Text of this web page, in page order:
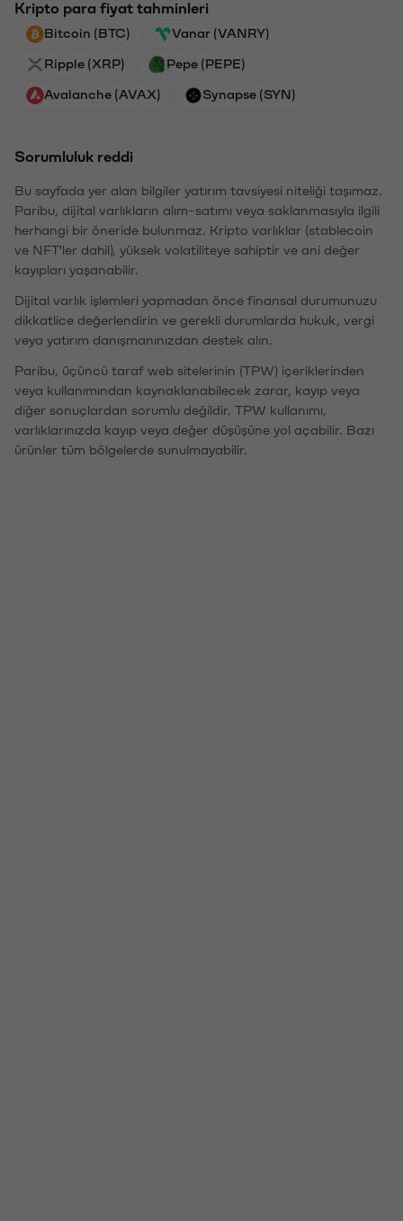
Kripto para fiyat tahminleri
Bitcoin (BTC) Vanar (VANRY)
Ripple (XRP) Pepe (PEPE)
Avalanche (AVAX) Synapse (SYN)
Sorumluluk reddi
Bu sayfada yer alan bilgiler yatırım tavsiyesi niteliği taşımaz.
Paribu, dijital varlıkların alım-satımı veya saklanmasıyla ilgili
herhangi bir öneride bulunmaz. Kripto varlıklar (stablecoin
ve NFT'ler dahil), yüksek volatiliteye sahiptir ve ani değer
kayıpları yaşanabilir.
Dijital varlık işlemleri yapmadan önce finansal durumunuzu
dikkatlice değerlendirin ve gerekli durumlarda hukuk, vergi
veya yatırım danışmanınızdan destek alın.
Paribu, üçüncü taraf web sitelerinin (TPW) içeriklerinden
veya kullanımından kaynaklanabilecek zarar, kayıp veya
diğer sonuçlardan sorumlu değildir. TPW kullanımı,
varlıklarınızda kayıp veya değer düşüşüne yol açabilir. Bazı
ürünler tüm bölgelerde sunulmayabilir.